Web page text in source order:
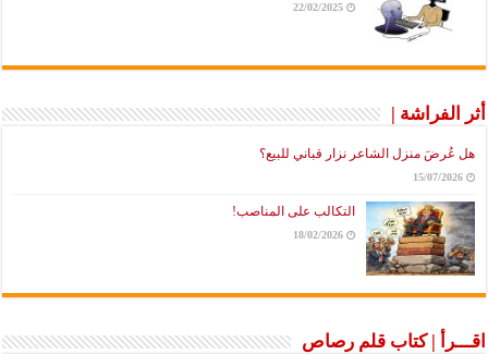
22/02/2025
أثر الفراشة |
هل عُرضَ منزل الشاعر نزار قباني للبيع؟
15/07/2026
التكالب على المناصب!
18/02/2026
اقـــرأ | كتاب قلم رصاص